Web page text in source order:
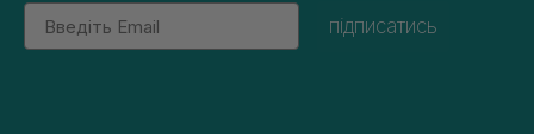
Email
підписатись